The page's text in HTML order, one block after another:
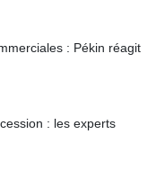
: Pékin réagit
: les experts